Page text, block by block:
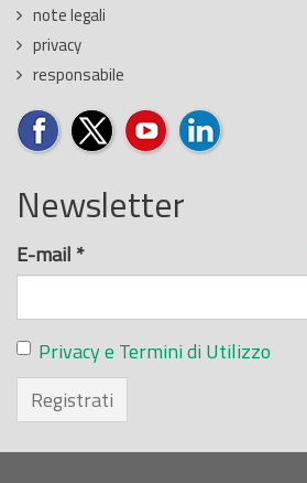
note legali
privacy
responsabile
Newsletter
E-mail *
Privacy e Termini di Utilizzo
Registrati